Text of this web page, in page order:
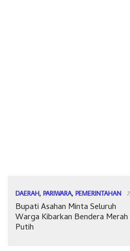
DAERAH, PARIWARA, PEMERINTAHAN 7
Agustus 2026
Bupati Asahan Minta Seluruh
Warga Kibarkan Bendera Merah
Putih